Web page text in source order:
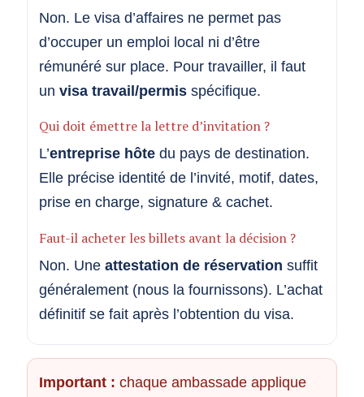
Non. Le visa d’affaires ne permet pas
d’occuper un emploi local ni d’être
rémunéré sur place. Pour travailler, il faut
un visa travail/permis spécifique.
Qui doit émettre la lettre d’invitation ?
L’entreprise hôte du pays de destination.
Elle précise identité de l’invité, motif, dates,
prise en charge, signature & cachet.
Faut-il acheter les billets avant la décision ?
Non. Une attestation de réservation suffit
généralement (nous la fournissons). L’achat
définitif se fait après l’obtention du visa.
Important : chaque ambassade applique